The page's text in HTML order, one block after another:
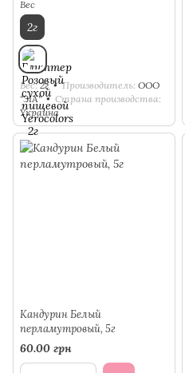
Вес
2г
Вес 2г Производитель ООО
"ЗІА"
Страна производства
Украина
Кандурин Белый
перламутровый, 5г
60.00 грн